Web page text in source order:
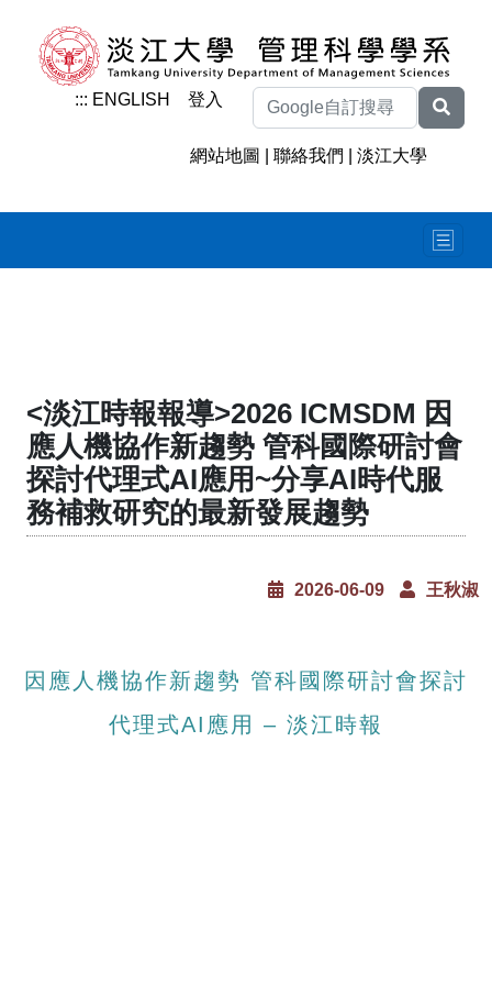
::: ENGLISH 登入
網站地圖 |聯絡我們 |淡江大學
<淡江時報報導>2026 ICMSDM 因
應人機協作新趨勢 管科國際研討會
探討代理式AI應用~分享AI時代服
務補救研究的最新發展趨勢
2026-06-09 王秋淑
因應人機協作新趨勢 管科國際研討會探討
代理式AI應用 – 淡江時報